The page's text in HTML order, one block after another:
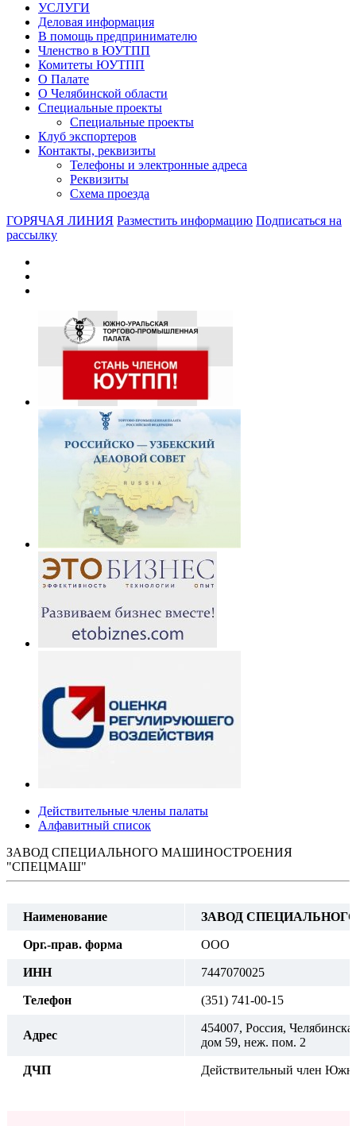
УСЛУГИ
Деловая информация
В помощь предпринимателю
Членство в ЮУТПП
Комитеты ЮУТПП
О Палате
О Челябинской области
Специальные проекты
Специальные проекты
Клуб экспортеров
Контакты, реквизиты
Телефоны и электронные адреса
Реквизиты
Схема проезда
ГОРЯЧАЯ ЛИНИЯ Разместить информацию Подписаться на
рассылку
Действительные члены палаты
Алфавитный список
ЗАВОД СПЕЦИАЛЬНОГО МАШИНОСТРОЕНИЯ
"СПЕЦМАШ"
Наименование ЗАВОД
Орг.-прав. форма ООО
ИНН 7447070025
Телефон (351) 741-00-15
Адрес
454007, Россия,
дом 59, неж. пом. 2
ДЧП Действительный член